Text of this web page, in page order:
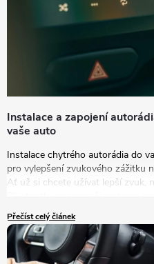
Instalace a zapojení
vaše auto
Instalace chytrého autorádia do
pro vylepšení zvukového zážitku
Ať už si chcete užívat lepší zvuk,
autorádia za nový model je tou
Přečíst celý článek